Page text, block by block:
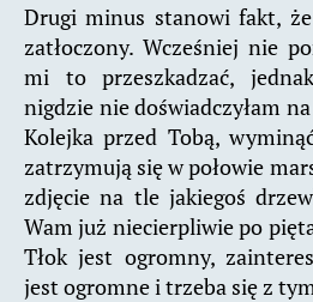
Drugi minus stanowi fakt,
zatłoczony. Wcześniej nie
mi to przeszkadzać,
nigdzie nie doświadczyłam
Kolejka przed Tobą,
zatrzymują się w połowie
zdjęcie na tle jakiegoś
Wam już niecierpliwie po
Tłok jest ogromny,
jest ogromne i trzeba się z